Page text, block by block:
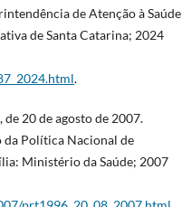
de Atenção à Saúde
de Santa Catarina; 2024
.
20 de agosto de 2007.
da Política Nacional de
Ministério da Saúde; 2007